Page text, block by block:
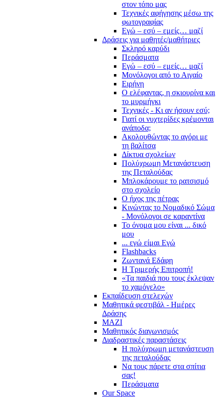
στον τόπο μας
Τεχνικές αφήγησης μέσω της
φωτογραφίας
Εγώ – εσύ – εμείς… μαζί
Δράσεις για μαθητές/μαθήτριες
Σκληρό καρύδι
Περάσματα
Εγώ – εσύ – εμείς… μαζί
Μονόλογοι από το Αιγαίο
Ειρήνη
Ο ελέφαντας, η σκιουρίνα και
το μυρμήγκι
Τεχνικές - Κι αν ήσουν εσύ;
Γιατί οι νυχτερίδες κρέμονται
ανάποδα;
Ακολουθώντας το αγόρι με
τη βαλίτσα
Δίκτυα σχολείων
Πολύχρωμη Μετανάστευση
της Πεταλούδας
Μπλοκάρουμε το ρατσισμό
στο σχολείο
Ο ήχος της πέτρας
Κινώντας το Νομαδικό Σώμα
- Μονόλογοι σε καραντίνα
Το όνομα μου είναι ... δικό
μου
... εγώ είμαι Εγώ
Flashbacks
Ζωντανά Εδάφη
Η Τριμερής Επιτροπή!
«Τα παιδιά που τους έκλεψαν
το χαμόγελο»
Εκπαίδευση στελεχών
Μαθητικά φεστιβάλ - Ημέρες
Δράσης
ΜΑΖΙ
Μαθητικός διαγωνισμός
Διαδραστικές παραστάσεις
Η πολύχρωμη μετανάστευση
της πεταλούδας
Να τους πάρετε στα σπίτια
σας!
Περάσματα
Our Space